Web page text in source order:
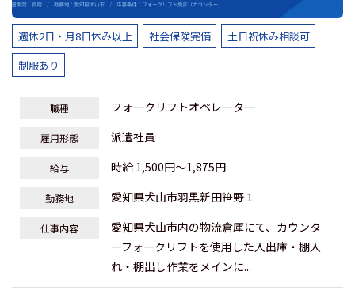
週休2日・月8日休み以上 社会保険完備
土日祝休み相談可
制服あり
職種 フォークリフトオペレーター
雇用形態 派遣社員
給与 時給 1,500円～1,875円
勤務地 愛知県犬山市羽黒新田笹野１
仕事内容
愛知県犬山市内の物流倉庫にて、カウンタ
ーフォークリフトを使用した入出庫・棚入
れ・棚出し作業をメインに...